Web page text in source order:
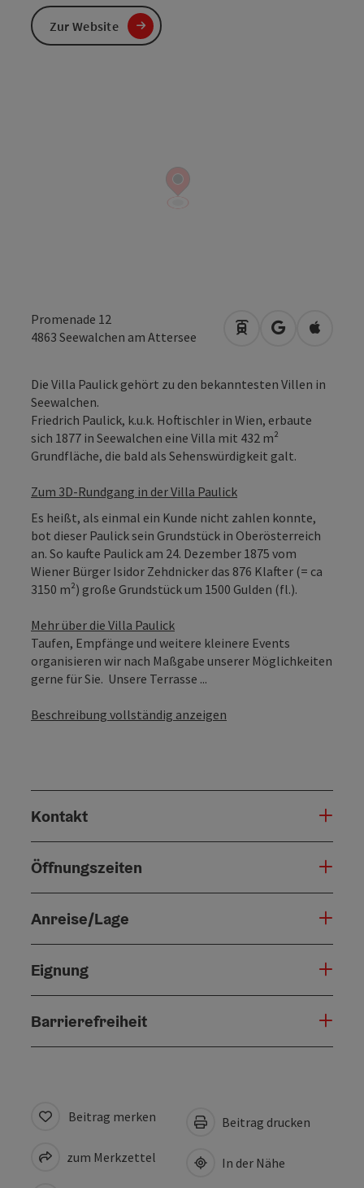
Promenade 12
4863 Seewalchen am Attersee Anreise mit
in Google
in
Die Villa Paulick gehört zu den bekanntesten Villen in
Seewalchen.
Friedrich Paulick, k.u.k. Hoftischler in Wien, erbaute
sich 1877 in Seewalchen eine Villa mit 432 m²
Grundfläche, die bald als Sehenswürdigkeit galt.
Zum 3D-Rundgang in der Villa Paulick
Es heißt, als einmal ein Kunde nicht zahlen konnte,
bot dieser Paulick sein Grundstück in Oberösterreich
an. So kaufte Paulick am 24. Dezember 1875 vom
Wiener Bürger Isidor Zehdnicker das 876 Klafter (= ca
3150 m²) große Grundstück um 1500 Gulden (fl.).
Mehr über die Villa Paulick
Taufen, Empfänge und weitere kleinere Events
organisieren wir nach Maßgabe unserer Möglichkeiten
gerne für Sie. Unsere Terrasse ...
Beschreibung vollständig anzeigen
Kontakt
Öffnungszeiten
Anreise/Lage
Eignung
Barrierefreiheit
Zur Website
Beitrag merken
zum Merkzettel
Beitrag drucken
In der Nähe